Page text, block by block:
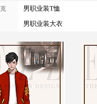
男职业装T恤
男职业装大衣